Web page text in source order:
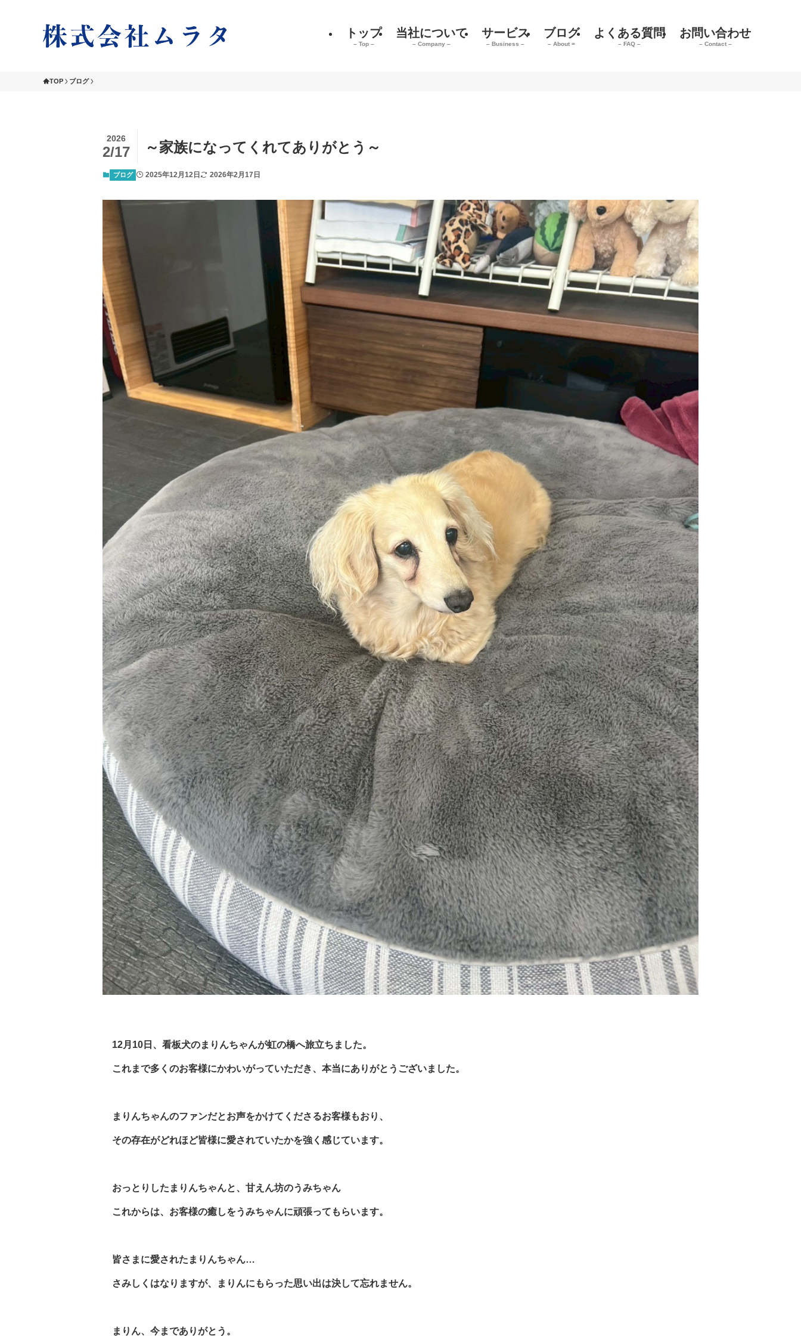
トップ
– Top –
当社について
– Company –
サービス
– Business –
ブログ
– About =
よくある質問
– FAQ –
お問い合わせ
– Contact –
TOP ブログ
～家族になってくれてありがとう～
2026
2/17
ブログ 2025年12月12日 2026年2月17日
12月10日、看板犬のまりんちゃんが虹の橋へ旅立ちました。
これまで多くのお客様にかわいがっていただき、本当にありがとうございました。
まりんちゃんのファンだとお声をかけてくださるお客様もおり、
その存在がどれほど皆様に愛されていたかを強く感じています。
おっとりしたまりんちゃんと、甘えん坊のうみちゃん
これからは、お客様の癒しをうみちゃんに頑張ってもらいます。
皆さまに愛されたまりんちゃん…
さみしくはなりますが、まりんにもらった思い出は決して忘れません。
まりん、今までありがとう。